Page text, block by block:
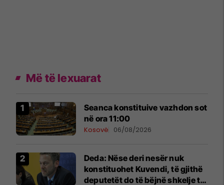
Më të lexuarat
Seanca konstituive vazhdon sot
në ora 11:00
Kosovë 06/08/2026
Deda: Nëse deri nesër nuk
konstituohet Kuvendi, të gjithë
deputetët do të bëjnë shkelje të